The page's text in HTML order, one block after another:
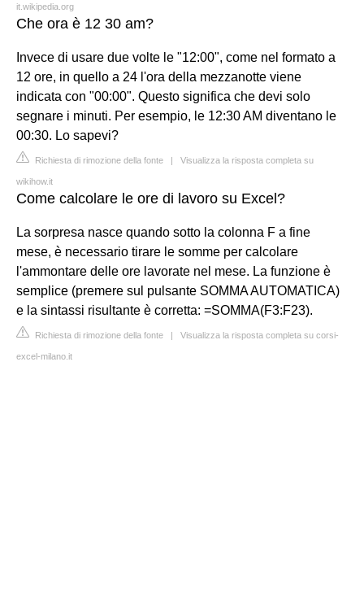
it.wikipedia.org
Che ora è 12 30 am?
Invece di usare due volte le "12:00", come nel formato a
12 ore, in quello a 24 l'ora della mezzanotte viene
indicata con "00:00". Questo significa che devi solo
segnare i minuti. Per esempio, le 12:30 AM diventano le
00:30. Lo sapevi?
Richiesta di rimozione della fonte | Visualizza la risposta completa su
wikihow.it
Come calcolare le ore di lavoro su Excel?
La sorpresa nasce quando sotto la colonna F a fine
mese, è necessario tirare le somme per calcolare
l'ammontare delle ore lavorate nel mese. La funzione è
semplice (premere sul pulsante SOMMA AUTOMATICA)
e la sintassi risultante è corretta: =SOMMA(F3:F23).
Richiesta di rimozione della fonte | Visualizza la risposta completa su corsi-
excel-milano.it